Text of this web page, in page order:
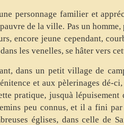
personnage familier et
de la ville. Pas un homme,
encore jeune cependant,
les venelles, se hâter vers
dans un petit village de
et aux pèlerinages dé-
pratique, jusquà
peu connus, et il a fini
églises, dans celle de